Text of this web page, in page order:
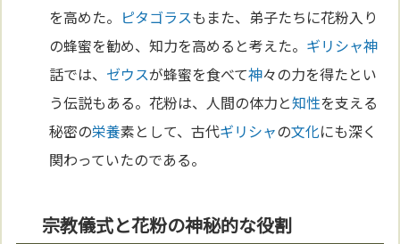
を高めた。 ピタゴラスもまた、弟子たちに花粉入り
の蜂蜜を勧め、知力を高めると考えた。 ギリシャ神
話では、 ゼウスが蜂蜜を食べて神々の力を得たとい
う伝説もある。花粉は、人間の体力と知性を支える
秘密の栄養素として、古代ギリシャの文化にも深く
関わっていたのである。
宗教儀式と花粉の神秘的な役割